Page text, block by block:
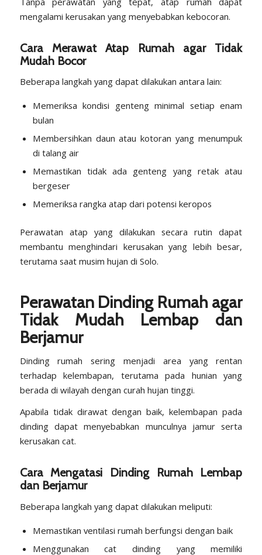
mengalami kerusakan yang menyebabkan kebocoran.
Cara Merawat Atap Rumah agar Tidak
Mudah Bocor
Beberapa langkah yang dapat dilakukan antara lain:
Memeriksa kondisi genteng minimal setiap enam
bulan
Membersihkan daun atau kotoran yang menumpuk
di talang air
Memastikan tidak ada genteng yang retak atau
bergeser
Memeriksa rangka atap dari potensi keropos
Perawatan atap yang dilakukan secara rutin dapat
membantu menghindari kerusakan yang lebih besar,
terutama saat musim hujan di Solo.
Perawatan Dinding Rumah agar
Tidak Mudah Lembap dan
Berjamur
Dinding rumah sering menjadi area yang rentan
terhadap kelembapan, terutama pada hunian yang
berada di wilayah dengan curah hujan tinggi.
Apabila tidak dirawat dengan baik, kelembapan pada
dinding dapat menyebabkan munculnya jamur serta
kerusakan cat.
Cara Mengatasi Dinding Rumah Lembap
dan Berjamur
Beberapa langkah yang dapat dilakukan meliputi:
Memastikan ventilasi rumah berfungsi dengan baik
Menggunakan cat dinding yang memiliki